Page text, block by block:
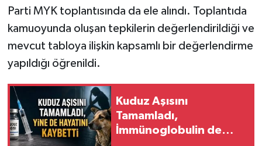
Parti MYK toplantısında da ele alındı. Toplantıda
kamuoyunda oluşan tepkilerin değerlendirildiği ve
mevcut tabloya ilişkin kapsamlı bir değerlendirme
yapıldığı öğrenildi.
Kuduz Aşısını
Tamamladı,
İmmünoglobulin de